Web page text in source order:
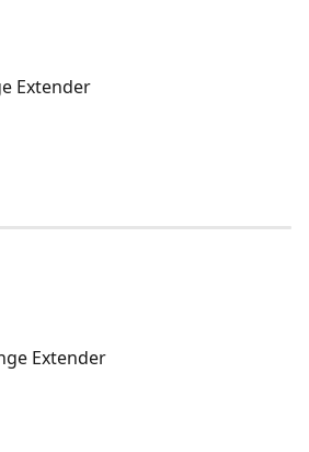
Extender
Extender